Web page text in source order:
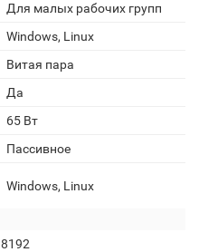
Для малых рабочих групп
Windows, Linux
Витая пара
Да
65 Вт
Пассивное
Windows, Linux
8192